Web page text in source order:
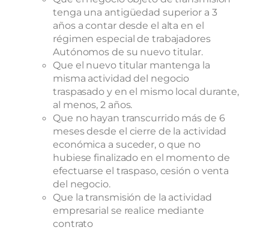
tenga una antigüedad superior a 3
años a contar desde el alta en el
régimen especial de trabajadores
Autónomos de su nuevo titular.
Que el nuevo titular mantenga la
misma actividad del negocio
traspasado y en el mismo local durante,
al menos, 2 años.
Que no hayan transcurrido más de 6
meses desde el cierre de la actividad
económica a suceder, o que no
hubiese finalizado en el momento de
efectuarse el traspaso, cesión o venta
del negocio.
Que la transmisión de la actividad
empresarial se realice mediante
contrato